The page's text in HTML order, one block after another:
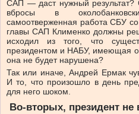
САП — даст нужный результат?
вбросы в
самоотверженная работа СБУ
главы САП Клименко должны
исходил из того, что
президентом и НАБУ, имеющая
она не будет нарушена?
Так или иначе, Андрей Ермак
И то, что произошло в день
для него шоком.
Во-вторых, президент не